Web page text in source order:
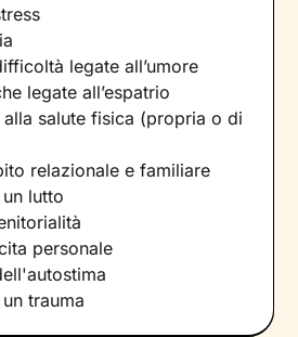
legate all’umore
legate all’espatrio
salute fisica (propria o di
relazionale e familiare
lutto
personale
trauma